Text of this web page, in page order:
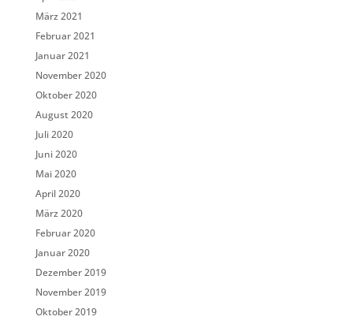
März 2021
Februar 2021
Januar 2021
November 2020
Oktober 2020
August 2020
Juli 2020
Juni 2020
Mai 2020
April 2020
März 2020
Februar 2020
Januar 2020
Dezember 2019
November 2019
Oktober 2019